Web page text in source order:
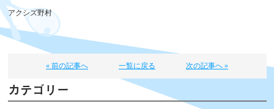
アクシズ野村
« 前の記事へ 一覧に戻る 次の記事へ »
カテゴリー